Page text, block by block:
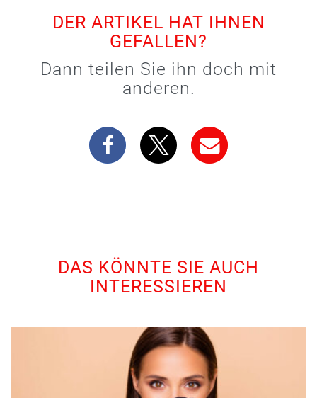
DER ARTIKEL HAT IHNEN
GEFALLEN?
Dann teilen Sie ihn doch mit
anderen.
DAS KÖNNTE SIE AUCH
INTERESSIEREN